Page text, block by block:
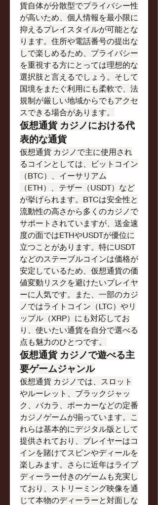
貨自体が分散型でプライバシー性
が高いため、個人情報を最小限に
抑えるプレイスタイルが可能とな
ります。住所や電話番号の提出な
しで楽しめるため、プライバシー
を重視する方にとっては理想的な
選択肢と言えるでしょう。そして
国境をまたぐ利用にも柔軟で、法
規制が厳しい地域からでもアクセ
スできる場合があります。
仮想通貨 カジノにおける代
表的な通貨
仮想通貨 カジノで主に使用され
るコインとしては、ビットコイン
（BTC）、イーサリアム
（ETH）、テザー（USDT）など
が挙げられます。BTCは安全性と
流動性の高さから多くのカジノで
サポートされていますが、送金速
度の面ではETHやUSDTが優位に
立つことがあります。特にUSDT
などのステーブルコインは価格が
安定しているため、仮想通貨の価
値変動リスクを避けたいプレイヤ
ーに人気です。また、一部のカジ
ノではライトコイン（LTC）やリ
ップル（XRP）にも対応してお
り、使いたい通貨を自分で選べる
点も魅力のひとつです。
仮想通貨 カジノで遊べる主
要ゲームジャンル
仮想通貨 カジノでは、スロット
やルーレット、ブラックジャッ
ク、バカラ、ポーカーなどの定番
カジノゲームが揃っています。こ
れらは基本的にデジタル版として
提供されており、プレイヤーはコ
インを賭けてスピンやディールを
楽しみます。さらに近年はライブ
ディーラー付きのゲームも充実し
ており、ストリーミング映像を通
じて本物のディーラーと対面しな